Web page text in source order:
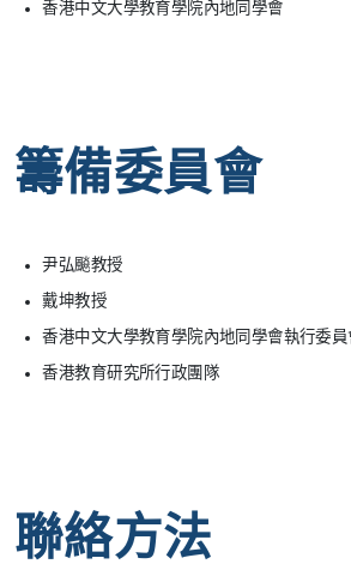
香港中文大學教育學院內地同學會
籌備委員會
尹弘飈教授
戴坤教授
香港中文大學教育學院內地同學會執行委員
香港教育研究所行政團隊
聯絡方法